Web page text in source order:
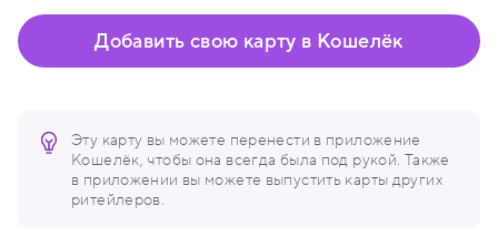
Эту карту вы можете перенести в приложение
Кошелёк, чтобы она всегда была под рукой. Также
в приложении вы можете выпустить карты других
ритейлеров.
Добавить свою карту в Кошелёк